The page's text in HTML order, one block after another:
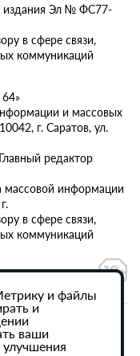
издания Эл № ФС77-
в сфере связи,
коммуникаций
и массовых
г. Саратов, ул.
редактор
массовой информации
в сфере связи,
коммуникаций
данных
активная
и файлы
и
ваши